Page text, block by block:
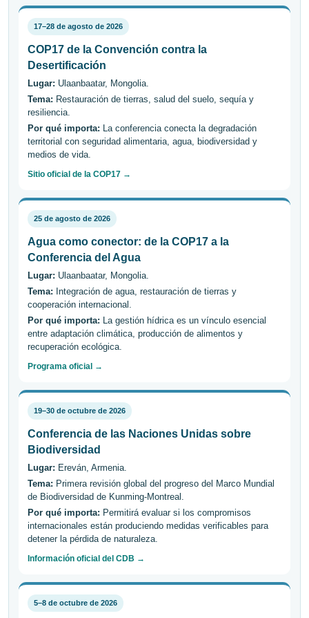
17–28 de agosto de 2026
COP17 de la Convención contra la
Desertificación
Lugar: Ulaanbaatar, Mongolia.
Tema: Restauración de tierras, salud del suelo, sequía y
resiliencia.
Por qué importa: La conferencia conecta la degradación
territorial con seguridad alimentaria, agua, biodiversidad y
medios de vida.
Sitio oficial de la COP17 →
25 de agosto de 2026
Agua como conector: de la COP17 a la
Conferencia del Agua
Lugar: Ulaanbaatar, Mongolia.
Tema: Integración de agua, restauración de tierras y
cooperación internacional.
Por qué importa: La gestión hídrica es un vínculo esencial
entre adaptación climática, producción de alimentos y
recuperación ecológica.
Programa oficial →
19–30 de octubre de 2026
Conferencia de las Naciones Unidas sobre
Biodiversidad
Lugar: Ereván, Armenia.
Tema: Primera revisión global del progreso del Marco Mundial
de Biodiversidad de Kunming-Montreal.
Por qué importa: Permitirá evaluar si los compromisos
internacionales están produciendo medidas verificables para
detener la pérdida de naturaleza.
Información oficial del CDB →
5–8 de octubre de 2026